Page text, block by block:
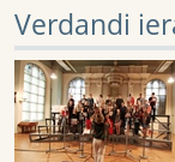
Verdandi